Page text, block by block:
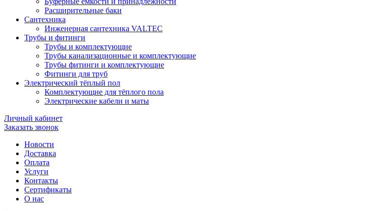
Расширительные баки
Сантехника
Инженерная сантехника VALTEC
Трубы и фитинги
Трубы и комплектующие
Трубы канализационные и комплектующие
Трубы фитинги и комплектующие
Фитинги для труб
Электрический тёплый пол
Комплектующие для тёплого пола
Электрические кабели и маты
Личный кабинет
Заказать звонок
Новости
Доставка
Оплата
Услуги
Контакты
Cертификаты
О нас